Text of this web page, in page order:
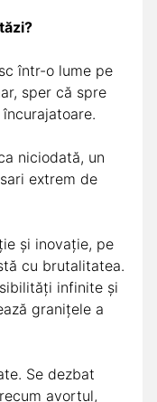
într-o lume pe
sper că spre
niciodată, un
extrem de
și inovație, pe
cu brutalitatea.
infinite și
granițele a
Se dezbat
avortul,